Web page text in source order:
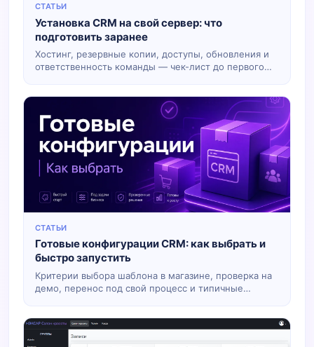
СТАТЬИ
Установка CRM на свой сервер: что
подготовить заранее
Хостинг, резервные копии, доступы, обновления и
ответственность команды — чек-лист до первого
СТАТЬИ
Готовые конфигурации CRM: как выбрать и
быстро запустить
Критерии выбора шаблона в магазине, проверка на
демо, перенос под свой процесс и типичные